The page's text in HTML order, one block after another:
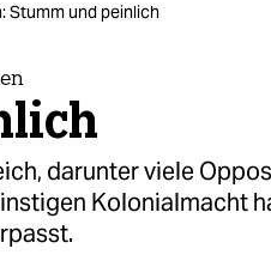
Stumm und peinlich
darunter viele
Kolonialmacht